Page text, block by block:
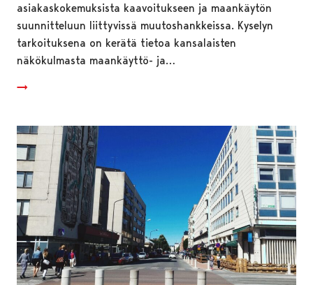
asiakaskokemuksista kaavoitukseen ja maankäytön
suunnitteluun liittyvissä muutoshankkeissa. Kyselyn
tarkoituksena on kerätä tietoa kansalaisten
näkökulmasta maankäyttö- ja…